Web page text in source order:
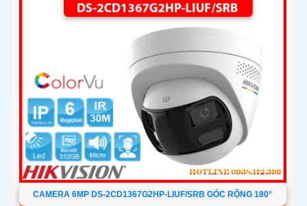
CAMERA 6MP DS-2CD1367G2HP-LIUF/SRB GÓC RỘNG 180°